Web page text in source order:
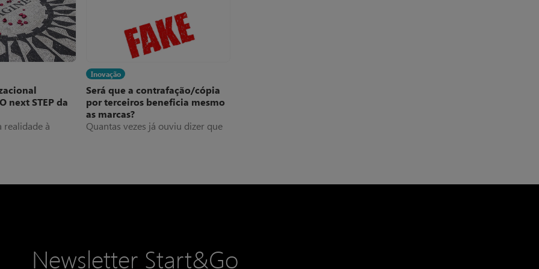
next STEP da
realidade à
Inovação
Será que a contrafação/cópia
por terceiros beneficia mesmo
as marcas?
Quantas vezes já ouviu dizer que
as marcas”?
Newsletter Start&Go